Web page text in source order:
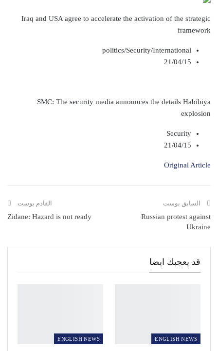
Iraq and USA agree to accelerate the activation of the strategic
framework
politics/Security/International
21/04/15
SMC: The security media announces the details Habibiya
explosion
Security
21/04/15
Original Article
السابق بوست
Russian protest against
Ukraine
القادم بوست
Zidane: Hazard is not ready
قد يعجبك ايضا
ENGLISH NEWS
ENGLISH NEWS